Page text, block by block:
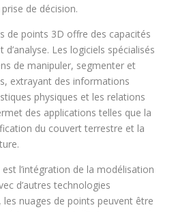
de décision.
de points 3D offre des capacités
Les logiciels spécialisés
de manipuler, segmenter et
extrayant des informations
physiques et les relations
des applications telles que la
du couvert terrestre et la
l’intégration de la modélisation
d’autres technologies
nuages de points peuvent être